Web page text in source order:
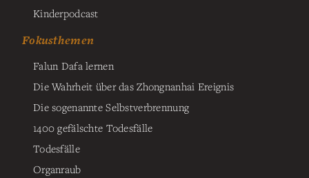
Kinderpodcast
Fokusthemen
Falun Dafa lernen
Die Wahrheit über das Zhongnanhai Ereignis
Die sogenannte Selbstverbrennung
1400 gefälschte Todesfälle
Todesfälle
Organraub